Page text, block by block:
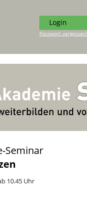
Login
Passwort
Seminar
10.45 Uhr